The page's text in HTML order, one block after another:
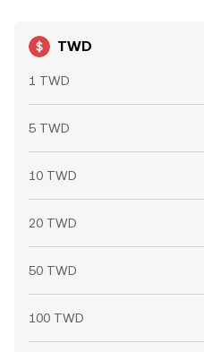
TWD
1 TWD
5 TWD
10 TWD
20 TWD
50 TWD
100 TWD